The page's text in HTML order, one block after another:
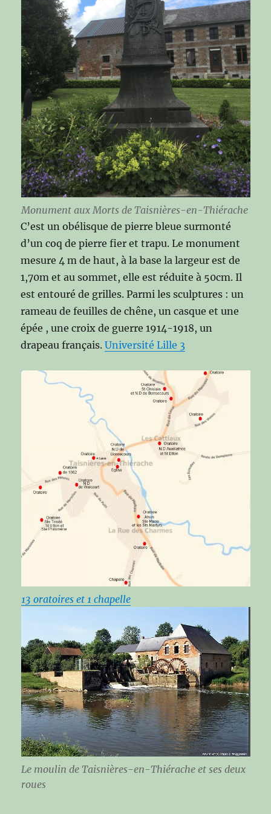
Monument aux Morts de Taisnières-en-Thiérache
C’est un obélisque de pierre bleue surmonté
d’un coq de pierre fier et trapu. Le monument
mesure 4 m de haut, à la base la largeur est de
1,70m et au sommet, elle est réduite à 50cm. Il
est entouré de grilles. Parmi les sculptures : un
rameau de feuilles de chêne, un casque et une
épée , une croix de guerre 1914-1918, un
drapeau français.Université Lille 3
13 oratoires et 1 chapelle
Le moulin de Taisnières-en-Thiérache et ses deux
roues